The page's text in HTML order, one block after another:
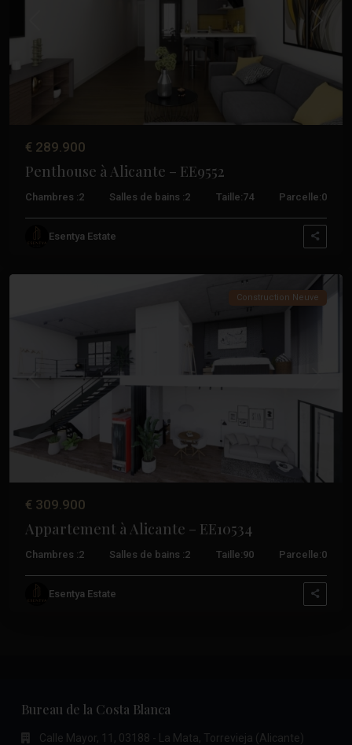
Suivant
€ 289.900
Penthouse à Alicante – EE9552
Chambres :2 Salles de bains :2 Taille:74 Parcelle:0
Esentya Estate
Carolines
Baja,
Construction Neuve
€ 309.900
Appartement à Alicante – EE10534
Chambres :2 Salles de bains :2 Taille:90 Parcelle:0
Esentya Estate
Bureau de la Costa Blanca
Calle Mayor, 11, 03188 - La Mata, Torrevieja (Alicante)